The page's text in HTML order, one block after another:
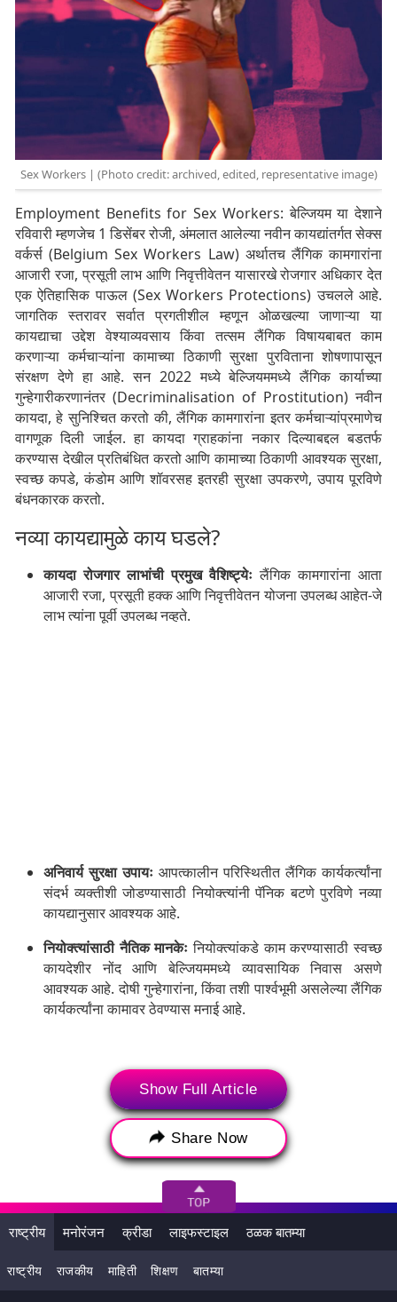
Sex Workers | (Photo credit: archived, edited, representative image)
Employment Benefits for Sex Workers: बेल्जियम या देशाने
रविवारी म्हणजेच 1 डिसेंबर रोजी, अंमलात आलेल्या नवीन कायद्यांतर्गत सेक्स
वर्कर्स (Belgium Sex Workers Law) अर्थातच लैंगिक कामगारांना
आजारी रजा, प्रसूती लाभ आणि निवृत्तीवेतन यासारखे रोजगार अधिकार देत
एक ऐतिहासिक पाऊल (Sex Workers Protections) उचलले आहे.
जागतिक स्तरावर सर्वात प्रगतीशील म्हणून ओळखल्या जाणाऱ्या या
कायद्याचा उद्देश वेश्याव्यवसाय किंवा तत्सम लैंगिक विषायबाबत काम
करणाऱ्या कर्मचाऱ्यांना कामाच्या ठिकाणी सुरक्षा पुरविताना शोषणापासून
संरक्षण देणे हा आहे. सन 2022 मध्ये बेल्जियममध्ये लैंगिक कार्याच्या
गुन्हेगारीकरणानंतर (Decriminalisation of Prostitution) नवीन
कायदा, हे सुनिश्चित करतो की, लैंगिक कामगारांना इतर कर्मचाऱ्यांप्रमाणेच
वागणूक दिली जाईल. हा कायदा ग्राहकांना नकार दिल्याबद्दल बडतर्फ
करण्यास देखील प्रतिबंधित करतो आणि कामाच्या ठिकाणी आवश्यक सुरक्षा,
स्वच्छ कपडे, कंडोम आणि शॉवरसह इतरही सुरक्षा उपकरणे, उपाय पूरविणे
बंधनकारक करतो.
नव्या कायद्यामुळे काय घडले?
कायदा रोजगार लाभांची प्रमुख वैशिष्ट्येः लैंगिक कामगारांना आता
आजारी रजा, प्रसूती हक्क आणि निवृत्तीवेतन योजना उपलब्ध आहेत-जे
लाभ त्यांना पूर्वी उपलब्ध नव्हते.
अनिवार्य सुरक्षा उपायः आपत्कालीन परिस्थितीत लैंगिक कार्यकर्त्यांना
संदर्भ व्यक्तीशी जोडण्यासाठी नियोक्त्यांनी पॅनिक बटणे पुरविणे नव्या
कायद्यानुसार आवश्यक आहे.
नियोक्त्यांसाठी नैतिक मानकेः नियोक्त्यांकडे काम करण्यासाठी स्वच्छ
कायदेशीर नोंद आणि बेल्जियममध्ये व्यावसायिक निवास असणे
आवश्यक आहे. दोषी गुन्हेगारांना, किंवा तशी पार्श्वभूमी असलेल्या लैंगिक
कार्यकर्त्यांना कामावर ठेवण्यास मनाई आहे.
कामाच्या ठिकाणचे संरक्षणः
नियम स्वच्छता आणि गोपनीयतेच्या
तरतुदींसह स्वच्छ आणि सुरक्षित कामकाजाच्या परिस्थितीची खात्री
Show Full Article
Share Now
राष्ट्रीय मनोरंजन क्रीडा लाइफस्टाइल ठळक बातम्या
राष्ट्रीय राजकीय माहिती शिक्षण बातम्या